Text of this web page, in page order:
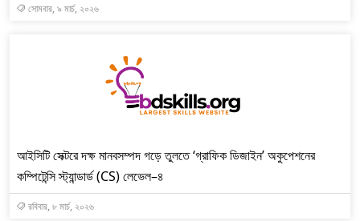
সোমবার, ৯ মার্চ, ২০২৬
আইসিটি সেক্টরে দক্ষ মানবসম্পদ গড়ে তুলতে ‘গ্রাফিক ডিজাইন’ অকুপেশনের
কম্পিটেন্সি স্ট্যান্ডার্ড (CS) লেভেল–৪
রবিবার, ৮ মার্চ, ২০২৬